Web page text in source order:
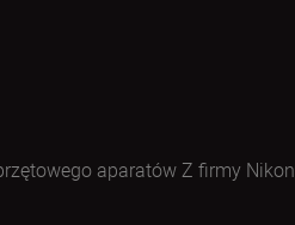
aparatów Z firmy Nikon